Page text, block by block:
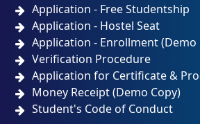
Application - Free Studentship
Application - Hostel Seat
Application - Enrollment (Demo
Verification Procedure
Application for Certificate &
Money Receipt (Demo Copy)
Student's Code of Conduct